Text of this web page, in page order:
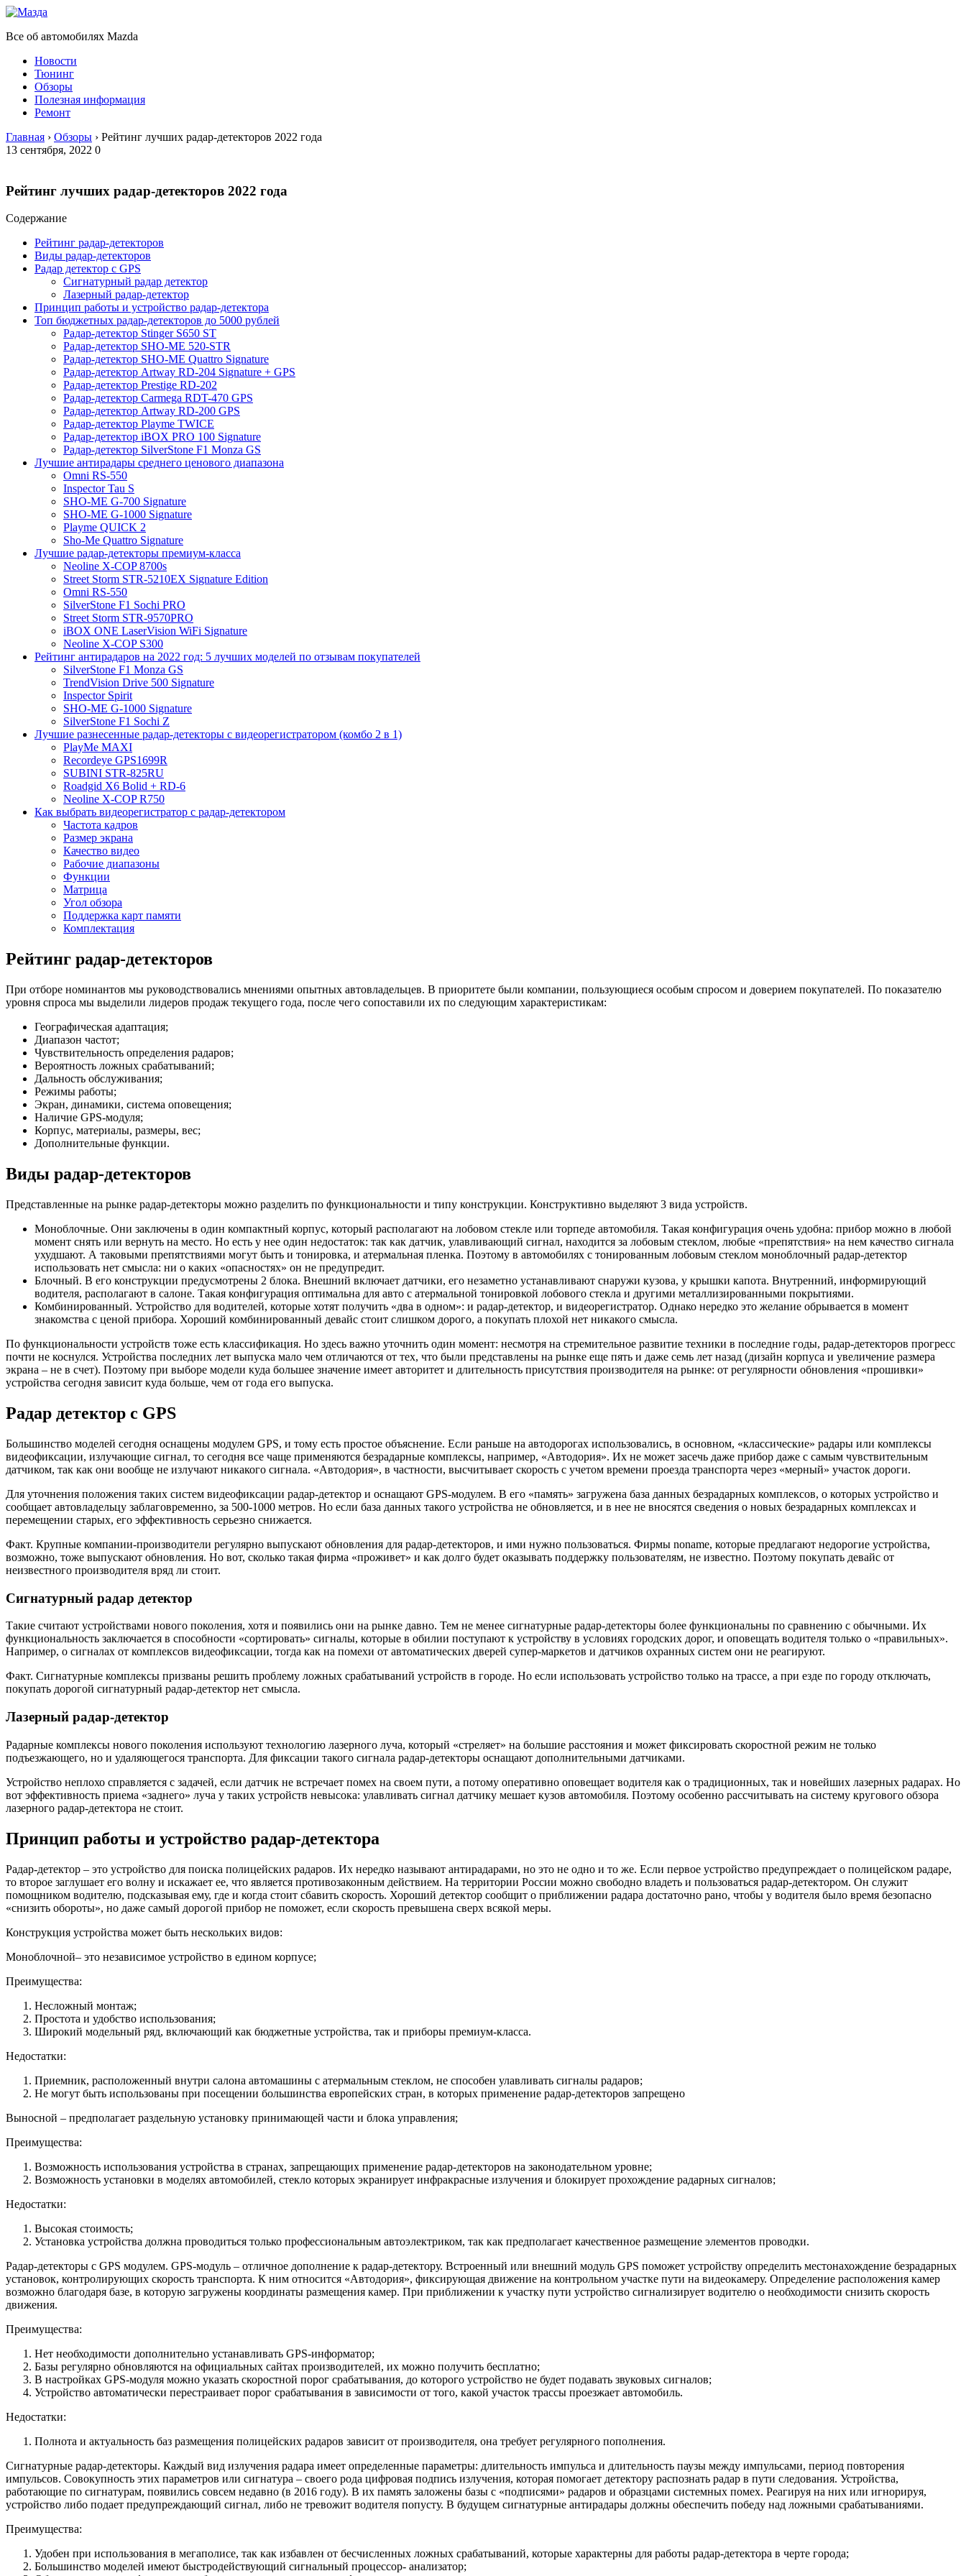
Все об автомобилях Mazda
Новости
Тюнинг
Обзоры
Полезная информация
Ремонт
Главная › Обзоры › Рейтинг лучших радар-детекторов 2022 года
13 сентября, 2022 0
Рейтинг лучших радар-детекторов 2022 года
Содержание
Рейтинг радар-детекторов
Виды радар-детекторов
Радар детектор с GPS
Сигнатурный радар детектор
Лазерный радар-детектор
Принцип работы и устройство радар-детектора
Топ бюджетных радар-детекторов до 5000 рублей
Радар-детектор Stinger S650 ST
Радар-детектор SHO-ME 520-STR
Радар-детектор SHO-ME Quattro Signature
Радар-детектор Artway RD-204 Signature + GPS
Радар-детектор Prestige RD-202
Радар-детектор Carmega RDT-470 GPS
Радар-детектор Artway RD-200 GPS
Радар-детектор Playme TWICE
Радар-детектор iBOX PRO 100 Signature
Радар-детектор SilverStone F1 Monza GS
Лучшие антирадары среднего ценового диапазона
Omni RS-550
Inspector Tau S
SHO-ME G-700 Signature
SHO-ME G-1000 Signature
Playme QUICK 2
Sho-Me Quattro Signature
Лучшие радар-детекторы премиум-класса
Neoline X-COP 8700s
Street Storm STR-5210EX Signature Edition
Omni RS-550
SilverStone F1 Sochi PRO
Street Storm STR-9570PRO
iBOX ONE LaserVision WiFi Signature
Neoline X-COP S300
Рейтинг антирадаров на 2022 год: 5 лучших моделей по отзывам покупателей
SilverStone F1 Monza GS
TrendVision Drive 500 Signature
Inspector Spirit
SHO-ME G-1000 Signature
SilverStone F1 Sochi Z
Лучшие разнесенные радар-детекторы с видеорегистратором (комбо 2 в 1)
PlayMe MAXI
Recordeye GPS1699R
SUBINI STR-825RU
Roadgid X6 Bolid + RD-6
Neoline X-COP R750
Как выбрать видеорегистратор с радар-детектором
Частота кадров
Размер экрана
Качество видео
Рабочие диапазоны
Функции
Матрица
Угол обзора
Поддержка карт памяти
Комплектация
Рейтинг радар-детекторов
При отборе номинантов мы руководствовались мнениями опытных автовладельцев. В приоритете были компании, пользующиеся особым спросом и доверием покупателей. По показателю
уровня спроса мы выделили лидеров продаж текущего года, после чего сопоставили их по следующим характеристикам:
Географическая адаптация;
Диапазон частот;
Чувствительность определения радаров;
Вероятность ложных срабатываний;
Дальность обслуживания;
Режимы работы;
Экран, динамики, система оповещения;
Наличие GPS-модуля;
Корпус, материалы, размеры, вес;
Дополнительные функции.
Виды радар-детекторов
Представленные на рынке радар-детекторы можно разделить по функциональности и типу конструкции. Конструктивно выделяют 3 вида устройств.
Моноблочные. Они заключены в один компактный корпус, который располагают на лобовом стекле или торпеде автомобиля. Такая конфигурация очень удобна: прибор можно в любой
момент снять или вернуть на место. Но есть у нее один недостаток: так как датчик, улавливающий сигнал, находится за лобовым стеклом, любые «препятствия» на нем качество сигнала
ухудшают. А таковыми препятствиями могут быть и тонировка, и атермальная пленка. Поэтому в автомобилях с тонированным лобовым стеклом моноблочный радар-детектор
использовать нет смысла: ни о каких «опасностях» он не предупредит.
Блочный. В его конструкции предусмотрены 2 блока. Внешний включает датчики, его незаметно устанавливают снаружи кузова, у крышки капота. Внутренний, информирующий
водителя, располагают в салоне. Такая конфигурация оптимальна для авто с атермальной тонировкой лобового стекла и другими металлизированными покрытиями.
Комбинированный. Устройство для водителей, которые хотят получить «два в одном»: и радар-детектор, и видеорегистратор. Однако нередко это желание обрывается в момент
знакомства с ценой прибора. Хороший комбинированный девайс стоит слишком дорого, а покупать плохой нет никакого смысла.
По функциональности устройств тоже есть классификация. Но здесь важно уточнить один момент: несмотря на стремительное развитие техники в последние годы, радар-детекторов прогресс
почти не коснулся. Устройства последних лет выпуска мало чем отличаются от тех, что были представлены на рынке еще пять и даже семь лет назад (дизайн корпуса и увеличение размера
экрана – не в счет). Поэтому при выборе модели куда большее значение имеет авторитет и длительность присутствия производителя на рынке: от регулярности обновления «прошивки»
устройства сегодня зависит куда больше, чем от года его выпуска.
Радар детектор с GPS
Большинство моделей сегодня оснащены модулем GPS, и тому есть простое объяснение. Если раньше на автодорогах использовались, в основном, «классические» радары или комплексы
видеофиксации, излучающие сигнал, то сегодня все чаще применяются безрадарные комплексы, например, «Автодория». Их не может засечь даже прибор даже с самым чувствительным
датчиком, так как они вообще не излучают никакого сигнала. «Автодория», в частности, высчитывает скорость с учетом времени проезда транспорта через «мерный» участок дороги.
Для уточнения положения таких систем видеофиксации радар-детектор и оснащают GPS-модулем. В его «память» загружена база данных безрадарных комплексов, о которых устройство и
сообщает автовладельцу заблаговременно, за 500-1000 метров. Но если база данных такого устройства не обновляется, и в нее не вносятся сведения о новых безрадарных комплексах и
перемещении старых, его эффективность серьезно снижается.
Факт. Крупные компании-производители регулярно выпускают обновления для радар-детекторов, и ими нужно пользоваться. Фирмы noname, которые предлагают недорогие устройства,
возможно, тоже выпускают обновления. Но вот, сколько такая фирма «проживет» и как долго будет оказывать поддержку пользователям, не известно. Поэтому покупать девайс от
неизвестного производителя вряд ли стоит.
Сигнатурный радар детектор
Такие считают устройствами нового поколения, хотя и появились они на рынке давно. Тем не менее сигнатурные радар-детекторы более функциональны по сравнению с обычными. Их
функциональность заключается в способности «сортировать» сигналы, которые в обилии поступают к устройству в условиях городских дорог, и оповещать водителя только о «правильных».
Например, о сигналах от комплексов видеофиксации, тогда как на помехи от автоматических дверей супер-маркетов и датчиков охранных систем они не реагируют.
Факт. Сигнатурные комплексы призваны решить проблему ложных срабатываний устройств в городе. Но если использовать устройство только на трассе, а при езде по городу отключать,
покупать дорогой сигнатурный радар-детектор нет смысла.
Лазерный радар-детектор
Радарные комплексы нового поколения используют технологию лазерного луча, который «стреляет» на большие расстояния и может фиксировать скоростной режим не только
подъезжающего, но и удаляющегося транспорта. Для фиксации такого сигнала радар-детекторы оснащают дополнительными датчиками.
Устройство неплохо справляется с задачей, если датчик не встречает помех на своем пути, а потому оперативно оповещает водителя как о традиционных, так и новейших лазерных радарах. Но
вот эффективность приема «заднего» луча у таких устройств невысока: улавливать сигнал датчику мешает кузов автомобиля. Поэтому особенно рассчитывать на систему кругового обзора
лазерного радар-детектора не стоит.
Принцип работы и устройство радар-детектора
Радар-детектор – это устройство для поиска полицейских радаров. Их нередко называют антирадарами, но это не одно и то же. Если первое устройство предупреждает о полицейском радаре,
то второе заглушает его волну и искажает ее, что является противозаконным действием. На территории России можно свободно владеть и пользоваться радар-детектором. Он служит
помощником водителю, подсказывая ему, где и когда стоит сбавить скорость. Хороший детектор сообщит о приближении радара достаточно рано, чтобы у водителя было время безопасно
«снизить обороты», но даже самый дорогой прибор не поможет, если скорость превышена сверх всякой меры.
Конструкция устройства может быть нескольких видов:
Моноблочной– это независимое устройство в едином корпусе;
Преимущества:
Несложный монтаж;
Простота и удобство использования;
Широкий модельный ряд, включающий как бюджетные устройства, так и приборы премиум-класса.
Недостатки:
Приемник, расположенный внутри салона автомашины с атермальным стеклом, не способен улавливать сигналы радаров;
Не могут быть использованы при посещении большинства европейских стран, в которых применение радар-детекторов запрещено
Выносной – предполагает раздельную установку принимающей части и блока управления;
Преимущества:
Возможность использования устройства в странах, запрещающих применение радар-детекторов на законодательном уровне;
Возможность установки в моделях автомобилей, стекло которых экранирует инфракрасные излучения и блокирует прохождение радарных сигналов;
Недостатки:
Высокая стоимость;
Установка устройства должна проводиться только профессиональным автоэлектриком, так как предполагает качественное размещение элементов проводки.
Радар-детекторы с GPS модулем. GPS-модуль – отличное дополнение к радар-детектору. Встроенный или внешний модуль GPS поможет устройству определить местонахождение безрадарных
установок, контролирующих скорость транспорта. К ним относится «Автодория», фиксирующая движение на контрольном участке пути на видеокамеру. Определение расположения камер
возможно благодаря базе, в которую загружены координаты размещения камер. При приближении к участку пути устройство сигнализирует водителю о необходимости снизить скорость
движения.
Преимущества:
Нет необходимости дополнительно устанавливать GPS-информатор;
Базы регулярно обновляются на официальных сайтах производителей, их можно получить бесплатно;
В настройках GPS-модуля можно указать скоростной порог срабатывания, до которого устройство не будет подавать звуковых сигналов;
Устройство автоматически перестраивает порог срабатывания в зависимости от того, какой участок трассы проезжает автомобиль.
Недостатки:
Полнота и актуальность баз размещения полицейских радаров зависит от производителя, она требует регулярного пополнения.
Сигнатурные радар-детекторы. Каждый вид излучения радара имеет определенные параметры: длительность импульса и длительность паузы между импульсами, период повторения
импульсов. Совокупность этих параметров или сигнатура – своего рода цифровая подпись излучения, которая помогает детектору распознать радар в пути следования. Устройства,
работающие по сигнатурам, появились совсем недавно (в 2016 году). В их память заложены базы с «подписями» радаров и образцами системных помех. Реагируя на них или игнорируя,
устройство либо подает предупреждающий сигнал, либо не тревожит водителя попусту. В будущем сигнатурные антирадары должны обеспечить победу над ложными срабатываниями.
Преимущества:
Удобен при использования в мегаполисе, так как избавлен от бесчисленных ложных срабатываний, которые характерны для работы радар-детектора в черте города;
Большинство моделей имеют быстродействующий сигнальный процессор- анализатор;